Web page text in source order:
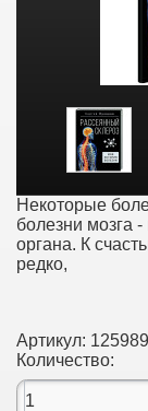
Некоторые
болезни мозга
органа. К
редко,
Артикул:
Количество: